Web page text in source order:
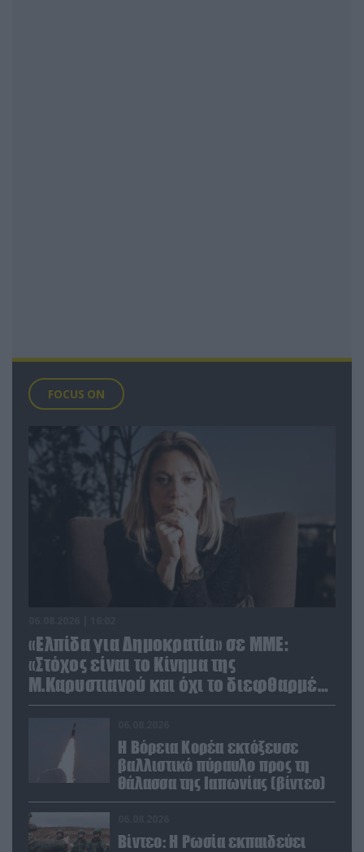
FOCUS ON
«Ελπίδα για Δημοκρατία» σε ΜΜΕ:
«Στόχος είναι το Κίνημα της
Μ.Καρυστιανού και όχι το διεφθαρμένο
σύστημα εξουσίας»
Η Βόρεια Κορέα εκτόξευσε
βαλλιστικό πύραυλο προς τη
θάλασσα της Ιαπωνίας (βίντεο)
Βίντεο: Η Ρωσία εκπαιδεύει